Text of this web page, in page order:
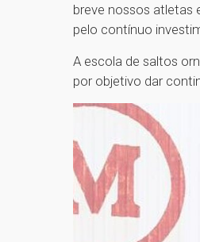
breve nossos atletas
pelo contínuo
A escola de saltos
por objetivo dar